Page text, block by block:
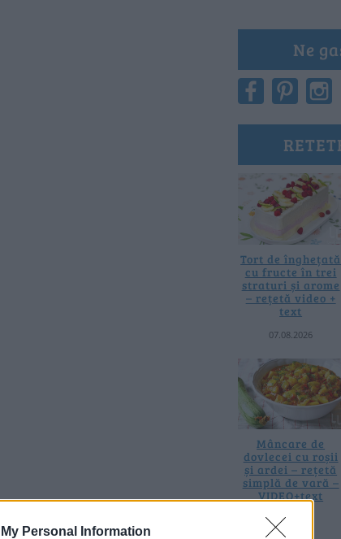
Personal Information
Ne
Tort de înghețată
cu fructe în trei
straturi și arome
– rețetă video +
text
07.08.2026
Mâncare de
dovlecei cu roșii
și ardei – rețetă
simplă de vară –
VIDEO+text
28.07.2026